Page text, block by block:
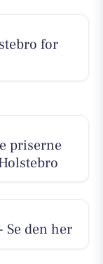
for
priserne
Se den her